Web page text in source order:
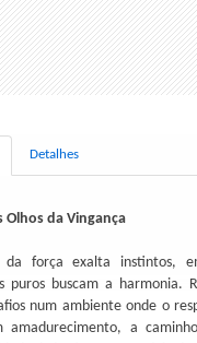
Detalhes
Olhos da Vingança
da força exalta instintos,
puros buscam a harmonia.
num ambiente onde o
amadurecimento, a